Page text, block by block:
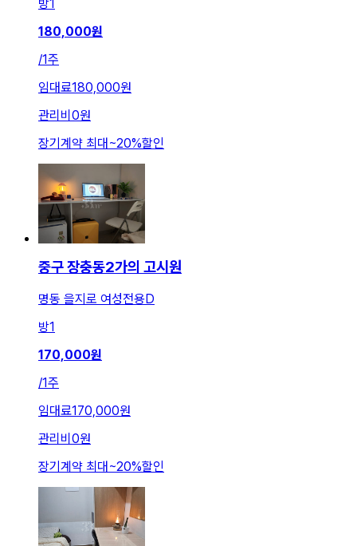
방1
180,000원
/1주
임대료180,000원
관리비 0원
장기계약 최대~20%할인
중구 장충동2가의 고시원
명동 을지로 여성전용D
방1
170,000원
/1주
임대료170,000원
관리비 0원
장기계약 최대~20%할인